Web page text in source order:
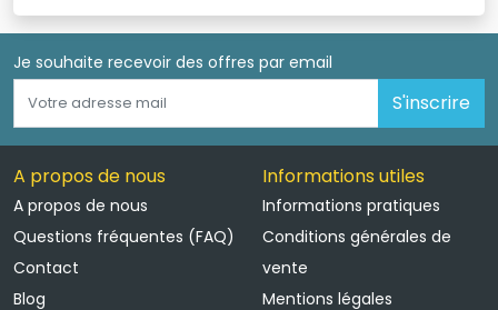
Je souhaite recevoir des offres par email
S'inscrire
A propos de nous
A propos de nous
Questions fréquentes (FAQ)
Contact
Blog
Informations utiles
Informations pratiques
Conditions générales de
vente
Mentions légales